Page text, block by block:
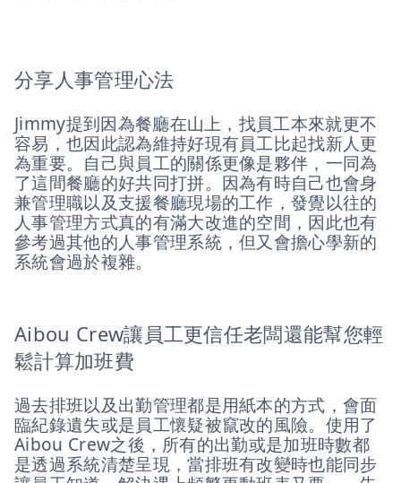
分享人事管理心法
Jimmy提到因為餐廳在山上，找員工本來就更不
容易，也因此認為維持好現有員工比起找新人更
為重要。自己與員工的關係更像是夥伴，一同為
了這間餐廳的好共同打拼。因為有時自己也會身
兼管理職以及支援餐廳現場的工作，發覺以往的
人事管理方式真的有滿大改進的空間，因此也有
參考過其他的人事管理系統，但又會擔心學新的
系統會過於複雜。
Aibou Crew讓員工更信任老闆還能幫您輕
鬆計算加班費
過去排班以及出勤管理都是用紙本的方式，會面
臨紀錄遺失或是員工懷疑被竄改的風險。使用了
Aibou Crew之後，所有的出勤或是加班時數都
是透過系統清楚呈現，當排班有改變時也能同步